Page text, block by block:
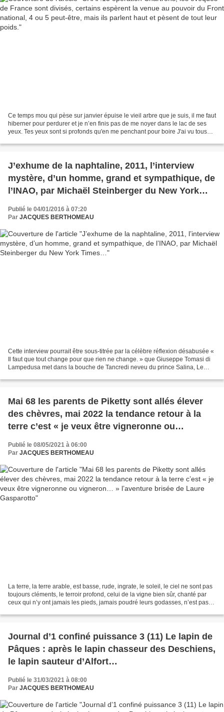
Ce temps mou qui pèse sur janvier épuise le vieil arbre que je suis, il me faut
hiberner pour perdurer et je n’en finis pas de me noyer dans le lac de ses
yeux. Tes yeux sont si profonds qu'en me penchant pour boire J'ai vu tous
J’exhume de la naphtaline, 2011, l’interview
mystère, d’un homme, grand et sympathique, de
l’INAO, par Michaël Steinberger du New York
Times…
Publié le 04/01/2016 à 07:20
Par JACQUES BERTHOMEAU
Cette interview pourrait être sous-titrée par la célèbre réflexion désabusée «
Il faut que tout change pour que rien ne change. » que Giuseppe Tomasi di
Lampedusa met dans la bouche de Tancredi neveu du prince Salina, Le
Mai 68 les parents de Piketty sont allés élever
des chèvres, mai 2022 la tendance retour à la
terre c’est « je veux être vigneronne ou
Gasparotto
Publié le 08/05/2021 à 06:00
Par JACQUES BERTHOMEAU
La terre, la terre arable, est basse, rude, ingrate, le soleil, le ciel ne sont pas
toujours cléments, le terroir profond, celui de la vigne bien sûr, chanté par
ceux qui n’y ont jamais les pieds, jamais poudré leurs godasses, n’est pas
Journal d’1 confiné puissance 3 (11) Le lapin de
Pâques : après le lapin chasseur des Deschiens,
le lapin sauteur d’Alfort…
Publié le 31/03/2021 à 08:00
Par JACQUES BERTHOMEAU